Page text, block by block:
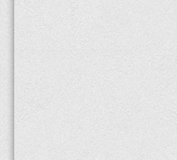
Заходи запобігання
Антикорупційні заходи
Протидія тероризму та
Як розпізнати глорифікацію
України та протистояти їй?